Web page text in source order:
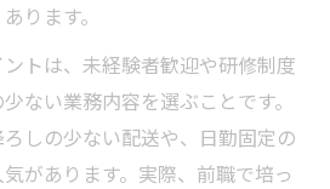
ります。
トは、未経験者歓迎や研修制度
ない業務内容を選ぶことです。
しの少ない配送や、日勤固定の
があります。実際、前職で培っ